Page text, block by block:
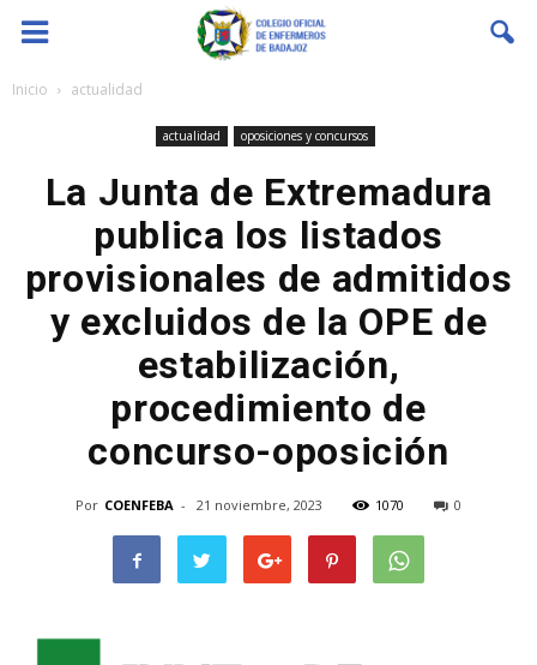
Coenfeba
Inicio actualidad
actualidad oposiciones y concursos
La Junta de Extremadura
publica los listados
provisionales de admitidos
y excluidos de la OPE de
estabilización,
procedimiento de
concurso-oposición
Por COENFEBA - 21 noviembre, 2023 1070 0